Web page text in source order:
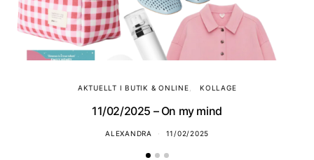
AKTUELLT I BUTIK & ONLINE KOLLAGE
11/02/2025 – On my mind
ALEXANDRA 11/02/2025